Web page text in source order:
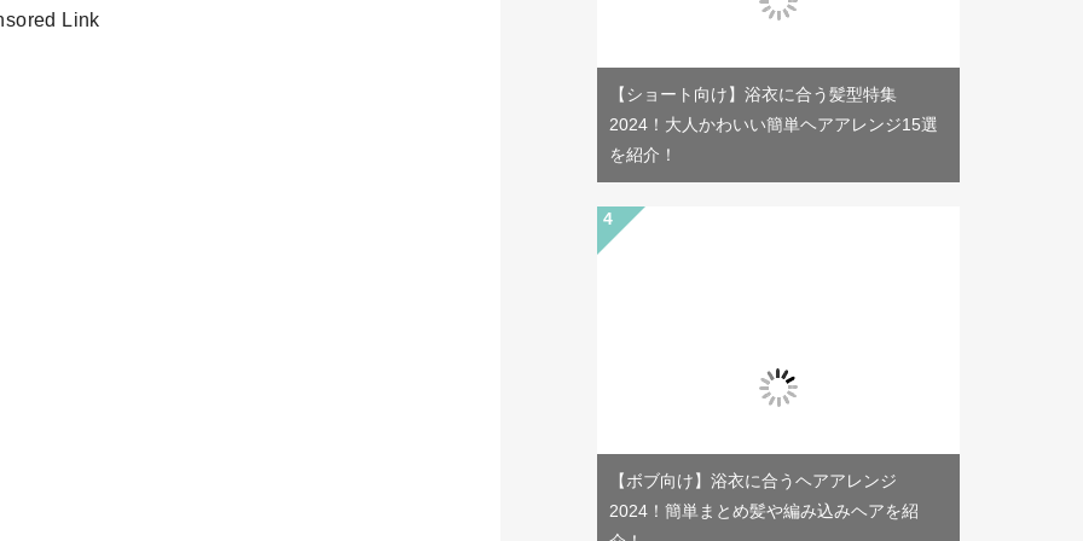
Link
【ショート向け】浴衣に合う髪型特集
2024！大人かわいい簡単ヘアアレンジ15選
を紹介！
【ボブ向け】浴衣に合うヘアアレンジ
2024！簡単まとめ髪や編み込みヘアを紹